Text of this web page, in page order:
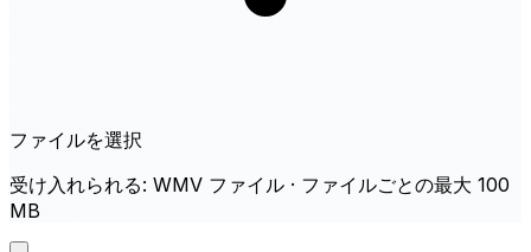
ファイルを選択
受け入れられる: WMV ファイル · ファイルごとの最大 100
MB